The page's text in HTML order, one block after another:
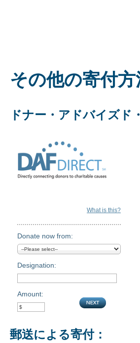
その他の寄付方
ドナー・アドバイズド
What is this?
Donate now from:
Designation:
Amount:
郵送による寄付：